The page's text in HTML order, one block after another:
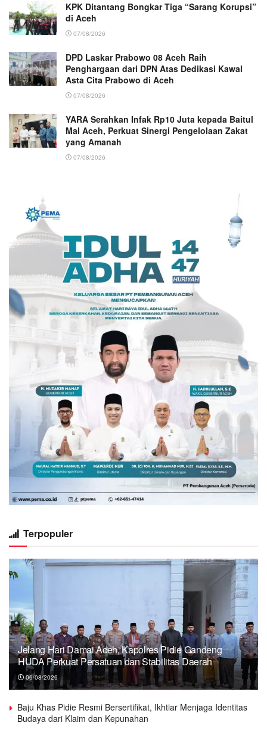
KPK Ditantang Bongkar Tiga “Sarang Korupsi”
di Aceh
07/08/2026
DPD Laskar Prabowo 08 Aceh Raih
Penghargaan dari DPN Atas Dedikasi Kawal
Asta Cita Prabowo di Aceh
07/08/2026
YARA Serahkan Infak Rp10 Juta kepada Baitul
Mal Aceh, Perkuat Sinergi Pengelolaan Zakat
yang Amanah ‎
07/08/2026
Terpopuler
Jelang Hari Damai Aceh, Kapolres Pidie Gandeng
HUDA Perkuat Persatuan dan Stabilitas Daerah
06/08/2026
Baju Khas Pidie Resmi Bersertifikat, Ikhtiar Menjaga Identitas
Budaya dari Klaim dan Kepunahan